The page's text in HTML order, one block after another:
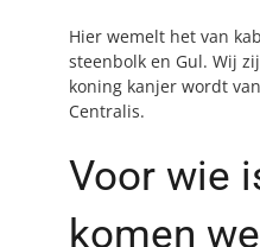
Hier wemelt het van
steenbolk en Gul. Wij
koning kanjer wordt
Centralis.
Voor wie
komen